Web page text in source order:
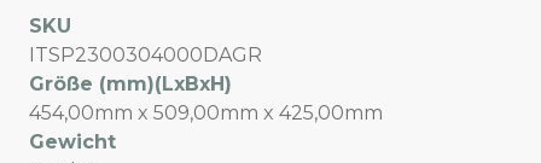
SKU
ITSP2300304000DAGR
Größe (mm)(LxBxH)
454,00mm x 509,00mm x 425,00mm
Gewicht